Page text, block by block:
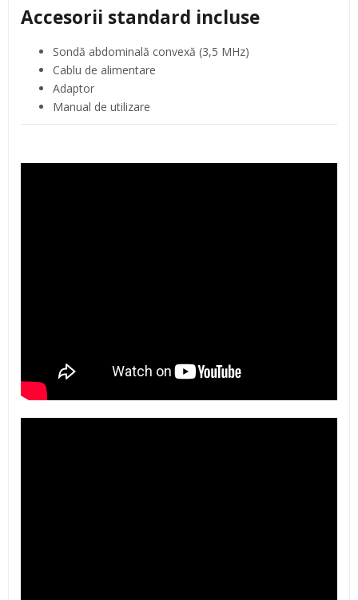
Accesorii standard incluse
Sondă abdominală convexă (3,5 MHz)
Cablu de alimentare
Adaptor
Manual de utilizare